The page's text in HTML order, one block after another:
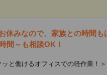
休みなので、家族との時間も
間～も相談OK！
ッと働けるオフィスでの軽作業！